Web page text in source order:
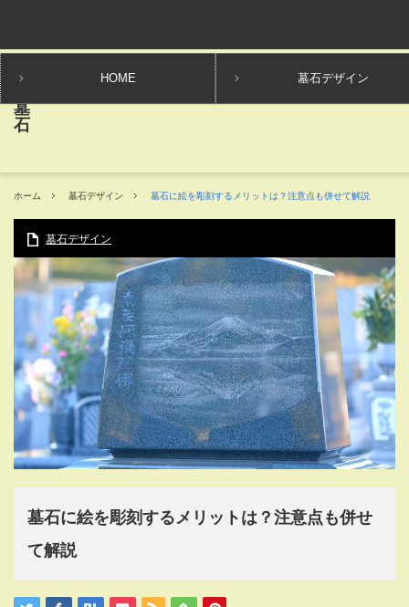
HOME 墓石デザイン
ホーム 墓石デザイン 墓石に絵を彫刻するメリットは？注意点も併せて解説
墓石デザイン
墓石に絵を彫刻するメリットは？注意点も併せ
て解説